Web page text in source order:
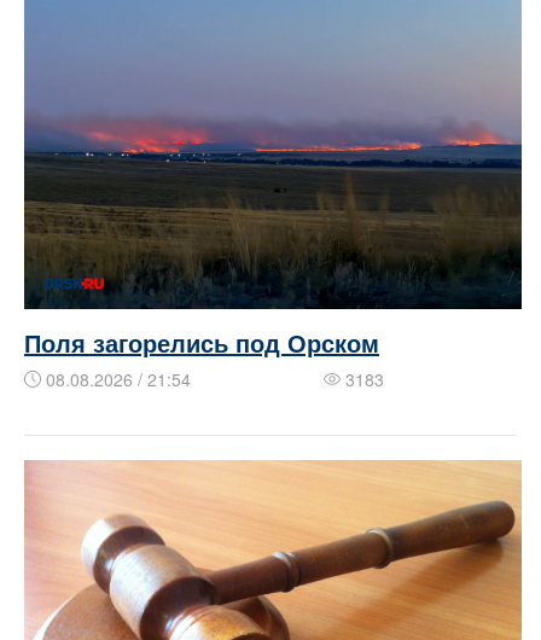
Поля загорелись под Орском
08.08.2026 / 21:54 3183